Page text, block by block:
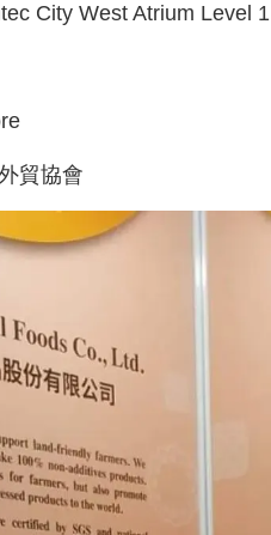
City West Atrium Level 1
貿協會